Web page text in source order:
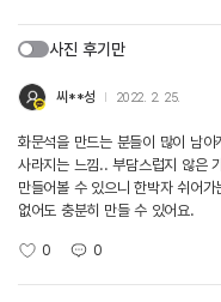
사진 후기만
씨**성 2022. 2. 25.
화문석을 만드는 분들이 많이 남
사라지는 느낌.. 부담스럽지 않은
만들어볼 수 있으니 한박자 쉬어
없어도 충분히 만들 수 있어요.
0 0